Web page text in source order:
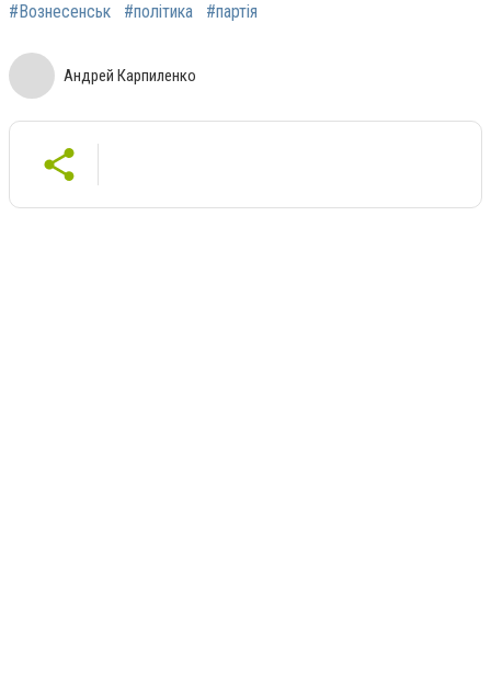
#Вознесенськ #політика #партія
Андрей Карпиленко